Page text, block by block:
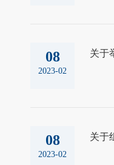
08
2023-02
关于
08
2023-02
关于